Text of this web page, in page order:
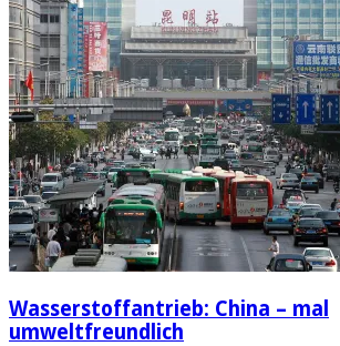
Wasserstoffantrieb: China – mal
umweltfreundlich